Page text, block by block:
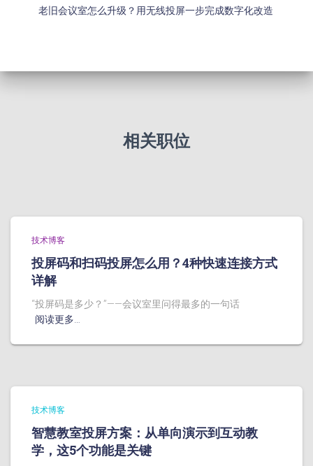
老旧会议室怎么升级？用无线投屏一步完成数字化改造
相关职位
技术博客
投屏码和扫码投屏怎么用？4种快速连接方式
详解
“投屏码是多少？”——会议室里问得最多的一句话
阅读更多…
技术博客
智慧教室投屏方案：从单向演示到互动教
学，这5个功能是关键